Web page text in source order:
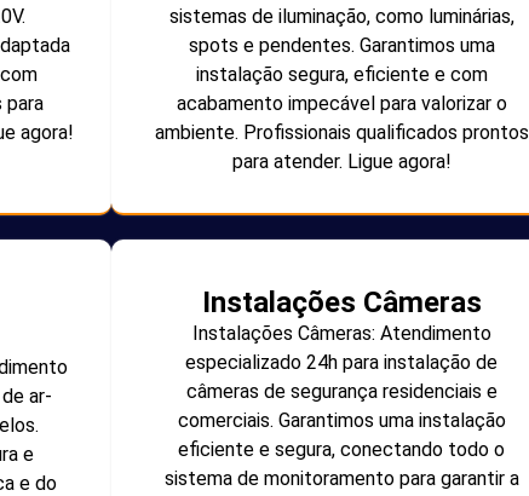
para
agora!
sistemas de iluminação, como luminárias,
spots e pendentes. Garantimos uma
instalação segura, eficiente e com
acabamento impecável para valorizar o
ambiente. Profissionais qualificados prontos
para atender. Ligue agora!
ar-
e
e do
Instalações Câmeras
Instalações Câmeras: Atendimento
especializado 24h para instalação de
câmeras de segurança residenciais e
comerciais. Garantimos uma instalação
eficiente e segura, conectando todo o
sistema de monitoramento para garantir a